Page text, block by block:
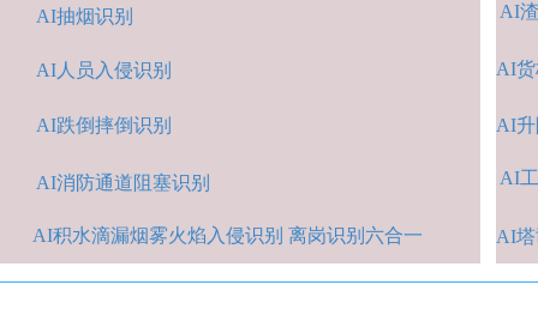
AI人 员入侵识别
AI消防通道阻塞识别
AI抽烟识别
AI跌倒摔倒识别
AI积水滴漏烟雾火焰入侵识别 离岗识别六合一
AI
AI
AI
AI货
AI